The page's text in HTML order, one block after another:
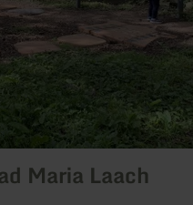
Maria Laach